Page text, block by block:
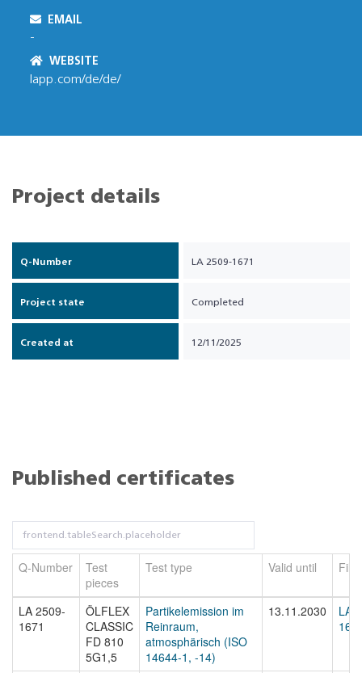
EMAIL
-
WEBSITE
lapp.com/de/de/
Project details
Q-Number LA 2509-1671
Project state Completed
Created at 12/11/2025
Published certificates
Q-Number
Test
pieces
Test type Valid until
LA 2509-
1671
ÖLFLEX
CLASSIC
FD 810
5G1,5
Partikelemission im
Reinraum,
atmosphärisch (ISO
14644-1, -14)
13.11.2030
LA